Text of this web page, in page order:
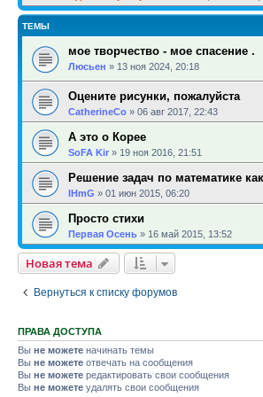
ТЕМЫ
мое творчество - мое спасение .
Люсьен » 13 ноя 2024, 20:18
Оцените рисунки, пожалуйста
CatherineCo » 06 авг 2017, 22:43
А это о Корее
SoFA Kir » 19 ноя 2016, 21:51
Решение задач по математике
IHmG » 01 июн 2015, 06:20
Просто стихи
Первая Осень » 16 май 2015, 13:52
Новая тема
Вернуться к списку форумов
ПРАВА ДОСТУПА
Вы не можете начинать темы
Вы не можете отвечать на сообщения
Вы не можете редактировать свои сообщения
Вы не можете удалять свои сообщения